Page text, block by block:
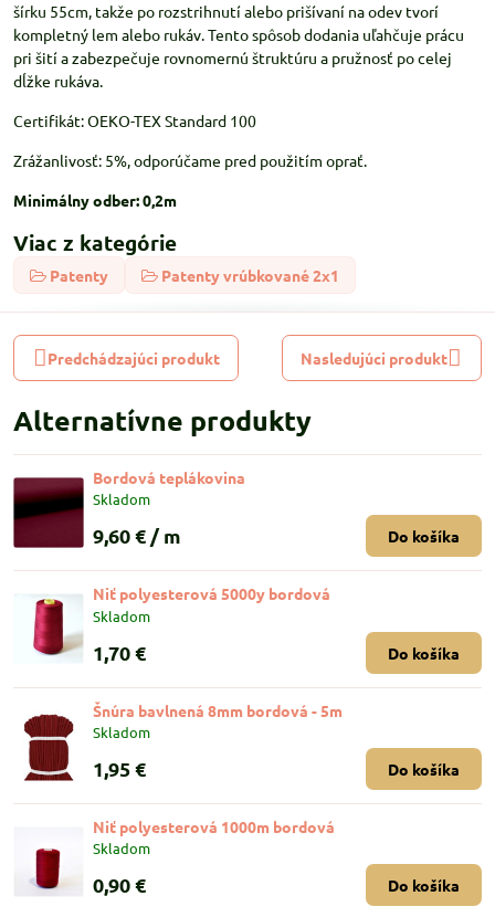
šírku 55cm, takže po rozstrihnutí alebo prišívaní na odev tvorí
kompletný lem alebo rukáv. Tento spôsob dodania uľahčuje prácu
pri šití a zabezpečuje rovnomernú štruktúru a pružnosť po celej
dĺžke rukáva.
Certifikát: OEKO-TEX Standard 100
Zrážanlivosť: 5%, odporúčame pred použitím oprať.
Minimálny odber: 0,2m
Viac z kategórie
Patenty Patenty vrúbkované 2x1
Predchádzajúci produkt Nasledujúci produkt
Alternatívne produkty
Bordová teplákovina
Skladom
9,60 € / m Do košíka
Niť polyesterová 5000y bordová
Skladom
1,70 € Do košíka
Šnúra bavlnená 8mm bordová - 5m
Skladom
1,95 € Do košíka
Niť polyesterová 1000m bordová
Skladom
0,90 € Do košíka